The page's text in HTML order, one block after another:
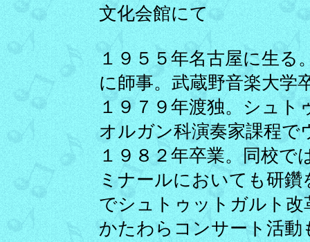
文化会館にて
１９５５年名古屋に生る
に師事。武蔵野音楽大学
１９７９年渡独。シュト
オルガン科演奏家課程で
１９８２年卒業。同校で
ミナールにおいても研鑽
でシュトゥットガルト
かたわらコンサート活動